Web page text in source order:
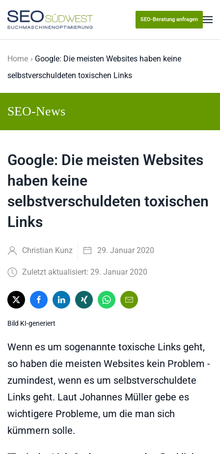
Skip to main content
SEO-Beratung anfragen
Home
Google: Die meisten Websites haben keine
selbstverschuldeten toxischen Links
SEO-News
Google: Die meisten Websites
haben keine
selbstverschuldeten toxischen
Links
Christian Kunz 29. Januar 2020
Zuletzt aktualisiert: 29. Januar 2020
Bild KI-generiert
Wenn es um sogenannte toxische Links geht,
so haben die meisten Websites kein Problem -
zumindest, wenn es um selbstverschuldete
Links geht. Laut Johannes Müller gebe es
wichtigere Probleme, um die man sich
kümmern solle.